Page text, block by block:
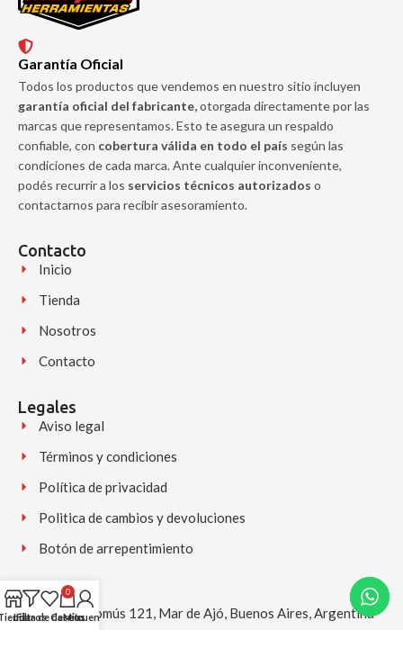
Garantía Oficial
Todos los productos que vendemos en nuestro sitio incluyen
garantía oficial del fabricante,otorgada directamente por las
marcas que representamos. Esto te asegura un respaldo
confiable, con cobertura válida en todo el país según las
condiciones de cada marca. Ante cualquier inconveniente,
podés recurrir a los servicios técnicos autorizados o
contactarnos para recibir asesoramiento.
Contacto
Inicio
Tienda
Nosotros
Contacto
Legales
Aviso legal
Términos y condiciones
Política de privacidad
Politica de cambios y devoluciones
Botón de arrepentimiento
Contacto
Av. Chascomús 121, Mar de Ajó, Buenos Aires, Argentina
Filtros
Lista de deseos
0
Carrito
Mi cuenta